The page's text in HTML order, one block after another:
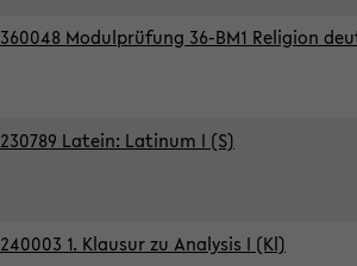
360048 Modulprüfung 36-BM1 Religion
230789 Latein: Latinum I (S)
240003 1. Klausur zu Analysis I (Kl)